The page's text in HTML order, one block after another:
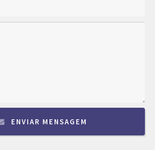
ENVIAR MENSAGEM